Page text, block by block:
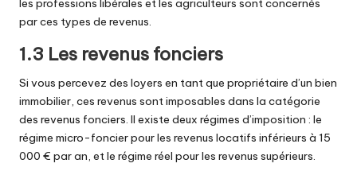
les professions libérales et les agriculteurs sont concernés
par ces types de revenus.
1.3 Les revenus fonciers
Si vous percevez des loyers en tant que propriétaire d’un bien
immobilier, ces revenus sont imposables dans la catégorie
des revenus fonciers. Il existe deux régimes d’imposition : le
régime micro-foncier pour les revenus locatifs inférieurs à 15
000 € par an, et le régime réel pour les revenus supérieurs.